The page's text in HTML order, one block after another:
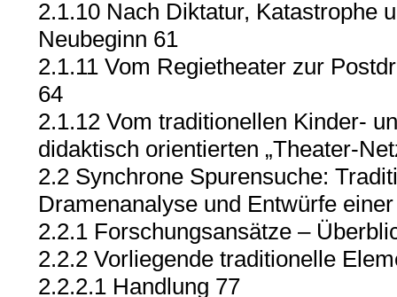
2.1.10 Nach Diktatur, Katastrophe
Neubeginn 61
2.1.11 Vom Regietheater zur
64
2.1.12 Vom traditionellen Kinder-
didaktisch orientierten „Theater-
2.2 Synchrone Spurensuche:
Dramenanalyse und Entwürfe
2.2.1 Forschungsansätze –
2.2.2 Vorliegende traditionelle
2.2.2.1 Handlung 77